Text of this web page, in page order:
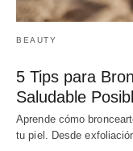
BEAUTY
5 Tips para
Saludable
Aprende cómo
tu piel. Desde